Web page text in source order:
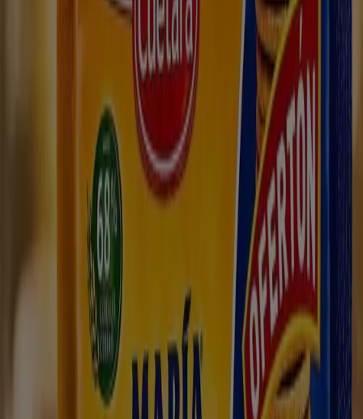
Carrefour Market
Caduca el 25/8
Torreorgaz
Anticipado
Carrefour Market
2a unitat -50%
Caduca el 25/8
Anticipado
Carrefour Market
2ª unidad al -50%